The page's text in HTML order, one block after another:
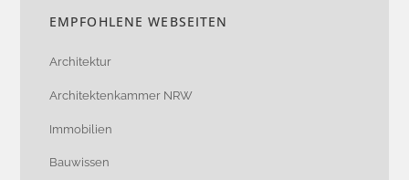
EMPFOHLENE WEBSEITEN
Architektur
Architektenkammer NRW
Immobilien
Bauwissen